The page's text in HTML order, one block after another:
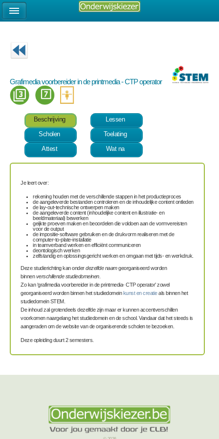
Grafimedia voorbereider in de printmedia - CTP operator
Beschrijving
Lessen
Scholen
Toelating
Attest
Wat na
Je leert over:
rekening houden met de verschillende stappen in het productieproces
de aangeleverde bestanden controleren en de inhoudelijke content ontleden
de lay-out-technische ontwerpen maken
de aangeleverde content (inhoudelijke content en illustratie- en
beeldmateriaal) bewerken
geijkte proeven maken en beoordelen die voldoen aan de vormvereisten
voor de output
de impositie-software gebruiken en de drukvorm realiseren met de
computer-to-plate-installatie
in teamverband werken en efficiënt communiceren
deontologisch werken
zelfstandig en oplossingsgericht werken en omgaan met tijds- en werkdruk.
Deze studierichting kan onderdezelfde naamgeorganiseerd worden
binnenverschillende studiedomeinen.
Zo kan ‘grafimedia voorbereider in de printmedia- CTP operator’ zowel
georganiseerd worden binnen het studiedomeinkunst en creatieals binnen het
studiedomein STEM.
De inhoud zal grotendeels dezelfde zijn maar er kunnen accentverschillen
voorkomen naargelang het studiedomein en de school. Vandaar dat het steeds is
aangeraden om de website van de organiserende scholen te bezoeken.
Deze opleiding duurt 2 semesters.